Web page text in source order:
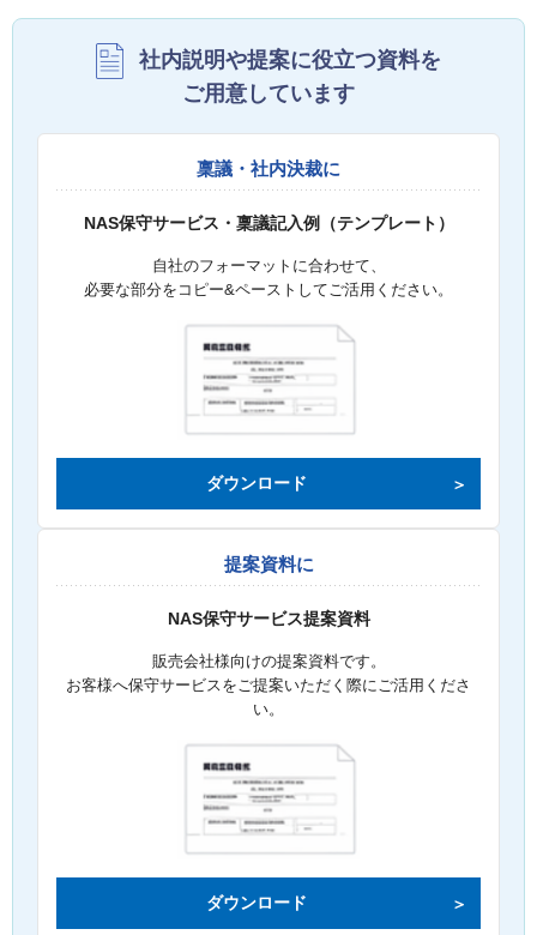
社内説明や提案に役立つ資料を
ご用意しています
稟議・社内決裁に
NAS保守サービス・稟議記入例（テンプレート）
自社のフォーマットに合わせて、
必要な部分をコピー&ペーストしてご活用ください。
ダウンロード
提案資料に
NAS保守サービス提案資料
販売会社様向けの提案資料です。
お客様へ保守サービスをご提案いただく際にご活用くださ
い。
ダウンロード